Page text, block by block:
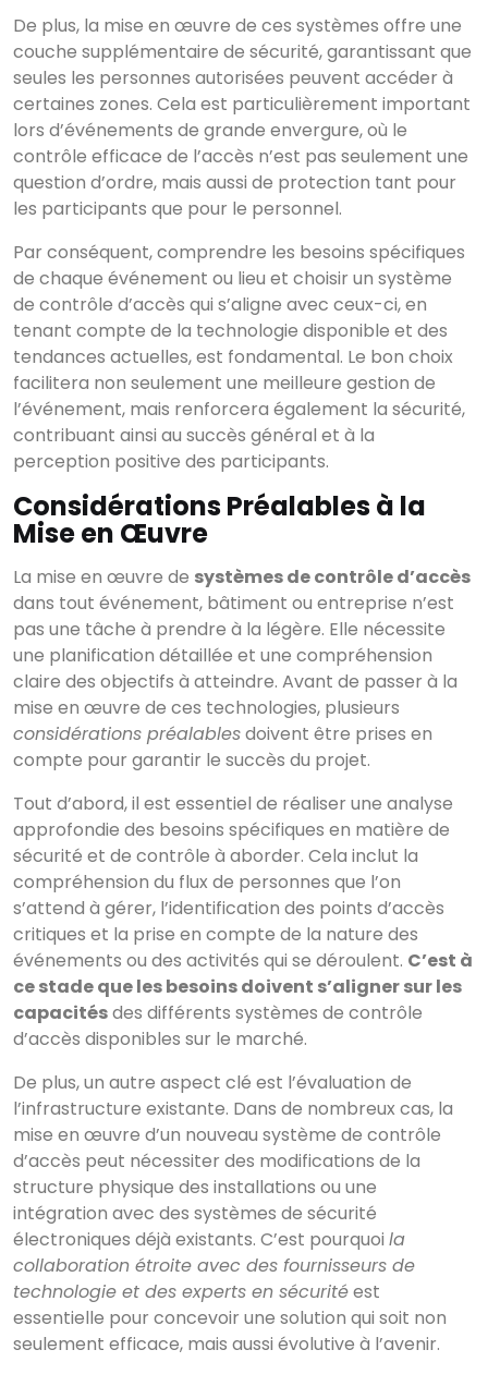
De plus, la mise en œuvre de ces systèmes offre une
couche supplémentaire de sécurité, garantissant que
seules les personnes autorisées peuvent accéder à
certaines zones. Cela est particulièrement important
lors d’événements de grande envergure, où le
contrôle efficace de l’accès n’est pas seulement une
question d’ordre, mais aussi de protection tant pour
les participants que pour le personnel.
Par conséquent, comprendre les besoins spécifiques
de chaque événement ou lieu et choisir un système
de contrôle d’accès qui s’aligne avec ceux-ci, en
tenant compte de la technologie disponible et des
tendances actuelles, est fondamental. Le bon choix
facilitera non seulement une meilleure gestion de
l’événement, mais renforcera également la sécurité,
contribuant ainsi au succès général et à la
perception positive des participants.
Considérations Préalables à la
Mise en Œuvre
La mise en œuvre de systèmes de contrôle d’accès
dans tout événement, bâtiment ou entreprise n’est
pas une tâche à prendre à la légère. Elle nécessite
une planification détaillée et une compréhension
claire des objectifs à atteindre. Avant de passer à la
mise en œuvre de ces technologies, plusieurs
considérations préalablesdoivent être prises en
compte pour garantir le succès du projet.
Tout d’abord, il est essentiel de réaliser une analyse
approfondie des besoins spécifiques en matière de
sécurité et de contrôle à aborder. Cela inclut la
compréhension du flux de personnes que l’on
s’attend à gérer, l’identification des points d’accès
critiques et la prise en compte de la nature des
événements ou des activités qui se déroulent. C’est à
ce stade que les besoins doivent s’aligner sur les
capacitésdes différents systèmes de contrôle
d’accès disponibles sur le marché.
De plus, un autre aspect clé est l’évaluation de
l’infrastructure existante. Dans de nombreux cas, la
mise en œuvre d’un nouveau système de contrôle
d’accès peut nécessiter des modifications de la
structure physique des installations ou une
intégration avec des systèmes de sécurité
électroniques déjà existants. C’est pourquoi la
collaboration étroite avec des fournisseurs de
technologie et des experts en sécuritéest
essentielle pour concevoir une solution qui soit non
seulement efficace, mais aussi évolutive à l’avenir.